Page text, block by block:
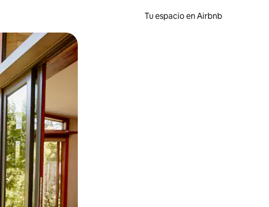
Tu espacio en Airbnb
abajo, o bien tocando y deslizando la pantalla.